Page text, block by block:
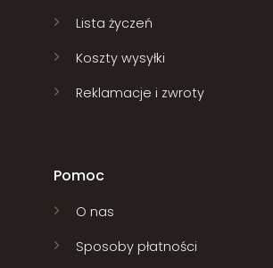
Lista życzeń
Koszty wysyłki
Reklamacje i zwroty
Pomoc
O nas
Sposoby płatności